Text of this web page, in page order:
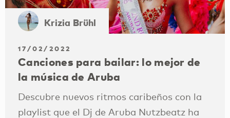
Krizia Brühl
17/02/2022
Canciones para bailar: lo mejor de
la música de Aruba
Descubre nuevos ritmos caribeños con la
playlist que el Dj de Aruba Nutzbeatz ha